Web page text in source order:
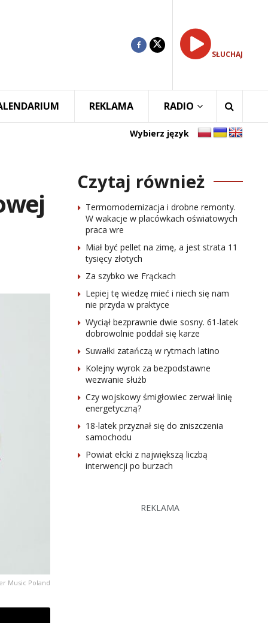
SŁUCHAJ
REKLAMA RADIO
Wybierz język
Music Poland
Czytaj również
Termomodernizacja i drobne remonty.
W wakacje w placówkach oświatowych
praca wre
Miał być pellet na zimę, a jest strata 11
tysięcy złotych
Za szybko we Frąckach
Lepiej tę wiedzę mieć i niech się nam
nie przyda w praktyce
Wyciął bezprawnie dwie sosny. 61-latek
dobrowolnie poddał się karze
Suwałki zatańczą w rytmach latino
Kolejny wyrok za bezpodstawne
wezwanie służb
Czy wojskowy śmigłowiec zerwał linię
energetyczną?
18-latek przyznał się do zniszczenia
samochodu
Powiat ełcki z największą liczbą
interwencji po burzach
REKLAMA